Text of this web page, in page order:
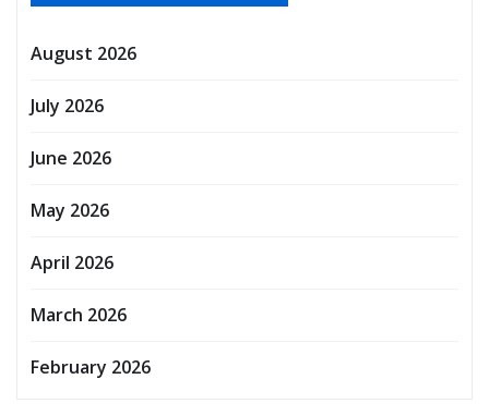
August 2026
July 2026
June 2026
May 2026
April 2026
March 2026
February 2026